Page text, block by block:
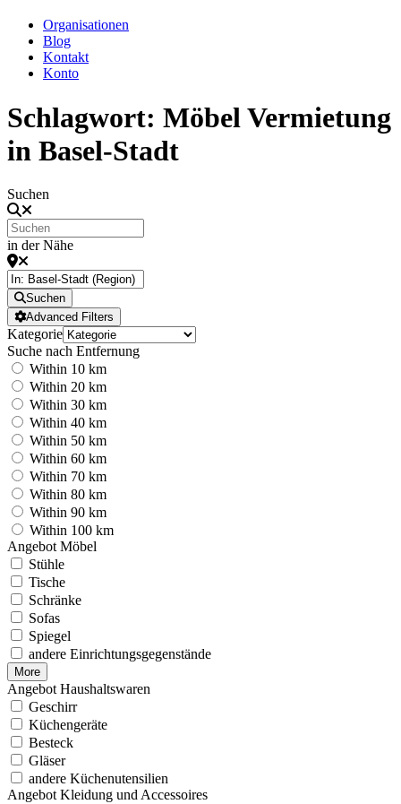
Organisationen
Blog
Kontakt
Konto
Schlagwort: Möbel Vermietung
in Basel-Stadt
Suchen
in der Nähe
Suchen
Advanced Filters
Kategorie
Suche nach Entfernung
Within 10 km
Within 20 km
Within 30 km
Within 40 km
Within 50 km
Within 60 km
Within 70 km
Within 80 km
Within 90 km
Within 100 km
Angebot Möbel
Stühle
Tische
Schränke
Sofas
Spiegel
andere Einrichtungsgegenstände
More
Angebot Haushaltswaren
Geschirr
Küchengeräte
Besteck
Gläser
andere Küchenutensilien
Angebot Kleidung und Accessoires